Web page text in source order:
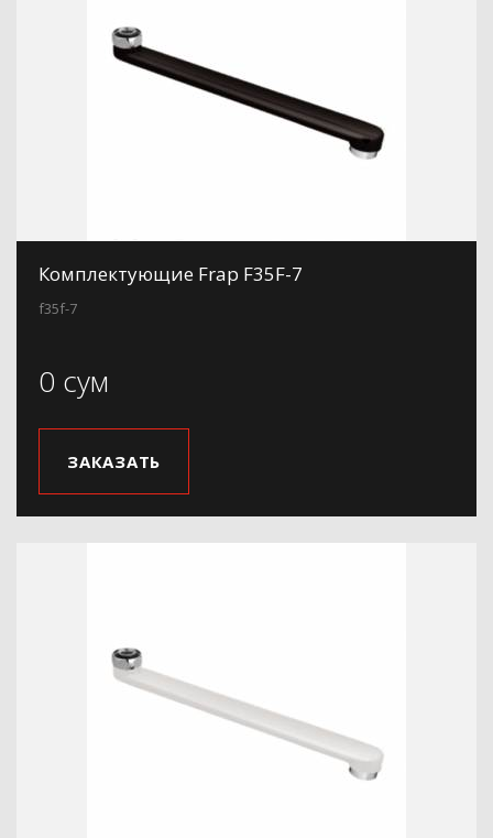
Комплектующие Frap F35F-7
f35f-7
0 сум
ЗАКАЗАТЬ